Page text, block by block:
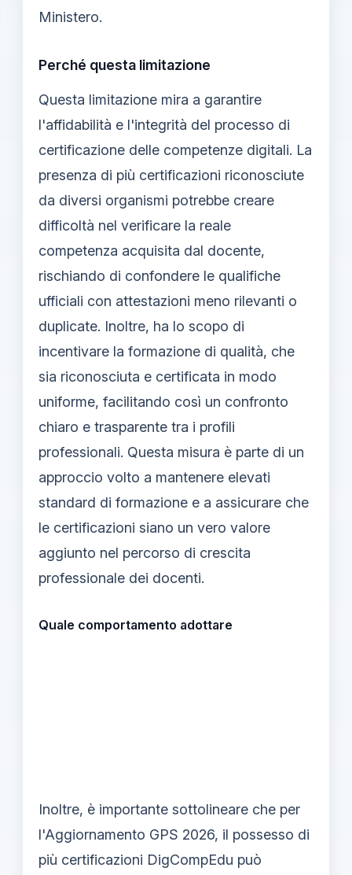
Ministero.
Perché questa limitazione
Questa limitazione mira a garantire
l'affidabilità e l'integrità del processo di
certificazione delle competenze digitali. La
presenza di più certificazioni riconosciute
da diversi organismi potrebbe creare
difficoltà nel verificare la reale
competenza acquisita dal docente,
rischiando di confondere le qualifiche
ufficiali con attestazioni meno rilevanti o
duplicate. Inoltre, ha lo scopo di
incentivare la formazione di qualità, che
sia riconosciuta e certificata in modo
uniforme, facilitando così un confronto
chiaro e trasparente tra i profili
professionali. Questa misura è parte di un
approccio volto a mantenere elevati
standard di formazione e a assicurare che
le certificazioni siano un vero valore
aggiunto nel percorso di crescita
professionale dei docenti.
Quale comportamento adottare
Inoltre, è importante sottolineare che per
l'Aggiornamento GPS 2026, il possesso di
più certificazioni DigCompEdu può